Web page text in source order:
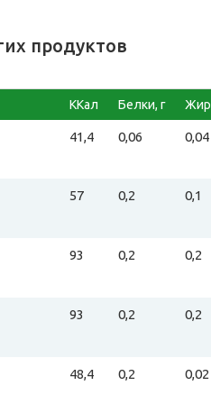
продуктов
ККал Белки, г
41,4 0,06 0,04
57 0,2 0,1
93 0,2 0,2
93 0,2 0,2
48,4 0,2 0,02